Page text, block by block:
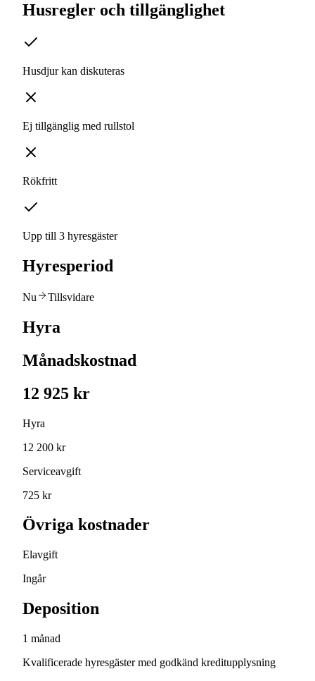
Husregler och tillgänglighet
Husdjur kan diskuteras
Ej tillgänglig med rullstol
Rökfritt
Upp till 3 hyresgäster
Hyresperiod
Nu Tillsvidare
Hyra
Månadskostnad
12 925 kr
Hyra
12 200 kr
Serviceavgift
725 kr
Övriga kostnader
Elavgift
Ingår
Deposition
1 månad
Kvalificerade hyresgäster med godkänd kreditupplysning